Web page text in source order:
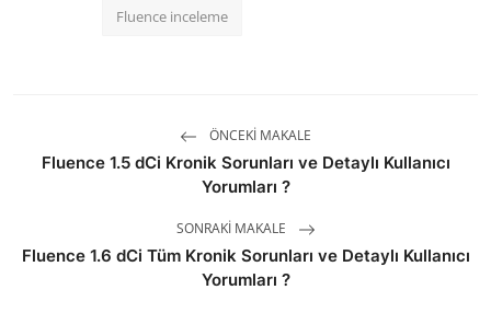
Fluence inceleme
ÖNCEKI MAKALE
Fluence 1.5 dCi Kronik Sorunları ve Detaylı Kullanıcı
Yorumları ?
SONRAKI MAKALE
Fluence 1.6 dCi Tüm Kronik Sorunları ve Detaylı Kullanıcı
Yorumları ?